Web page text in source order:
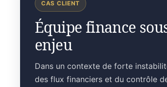
CAS CLIENT
Équipe finance
enjeu
Dans un contexte de forte
des flux financiers et du contrôle